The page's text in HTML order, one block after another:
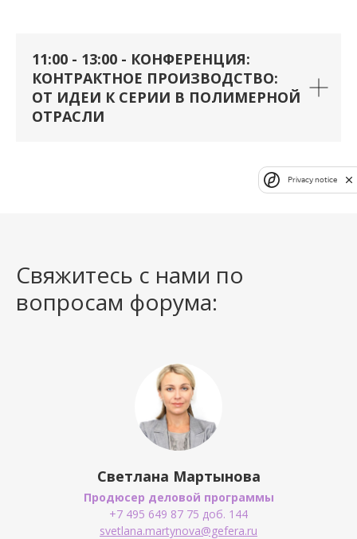
11:00 - 13:00 - КОНФЕРЕНЦИЯ:
КОНТРАКТНОЕ ПРОИЗВОДСТВО:
ОТ ИДЕИ К СЕРИИ В ПОЛИМЕРНОЙ
ОТРАСЛИ
Свяжитесь с нами по
вопросам форума:
Светлана Мартынова
Продюсер деловой программы
+7 495 649 87 75 доб. 144
svetlana.martynova@gefera.ru
Privacy notice